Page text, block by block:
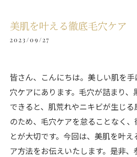
美肌を叶える徹底毛穴ケア
2023/09/27
皆さん、こんにちは。美しい肌を
穴ケアにあります。毛穴が詰まり
できると、肌荒れやニキビが生じる
のため、毛穴ケアを怠ることなく
とが大切です。今回は、美肌を叶
ア方法をお伝えいたします。是非